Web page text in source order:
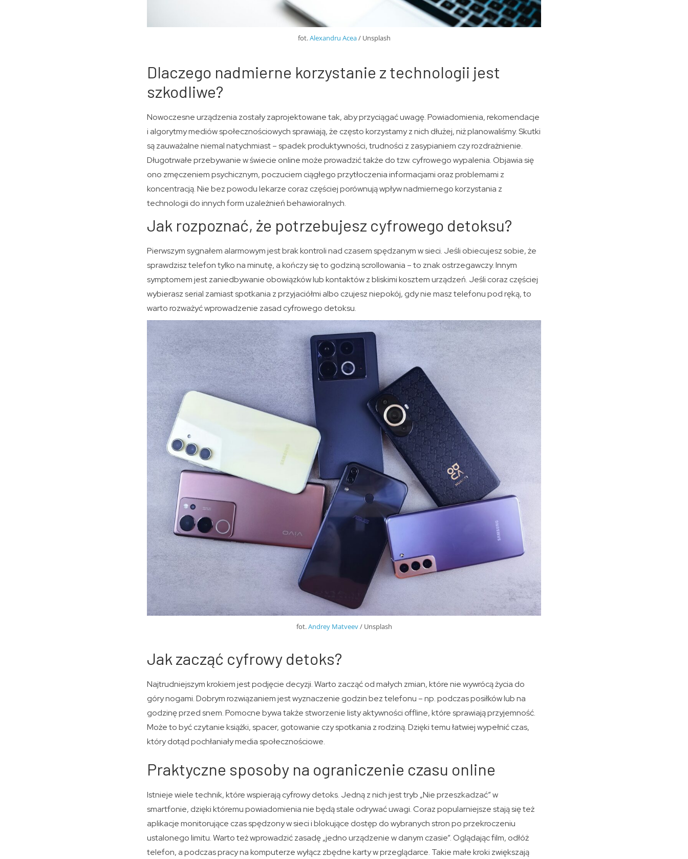
fot.Alexandru Acea/ Unsplash
Dlaczego nadmierne korzystanie z technologii jest
szkodliwe?
Nowoczesne urządzenia zostały zaprojektowane tak, aby przyciągać uwagę. Powiadomienia, rekomendacje
i algorytmy mediów społecznościowych sprawiają, że często korzystamy z nich dłużej, niż planowaliśmy. Skutki
są zauważalne niemal natychmiast – spadek produktywności, trudności z zasypianiem czy rozdrażnienie.
Długotrwałe przebywanie w świecie online może prowadzić także do tzw. cyfrowego wypalenia. Objawia się
ono zmęczeniem psychicznym, poczuciem ciągłego przytłoczenia informacjami oraz problemami z
koncentracją. Nie bez powodu lekarze coraz częściej porównują wpływ nadmiernego korzystania z
technologii do innych form uzależnień behawioralnych.
Jak rozpoznać, że potrzebujesz cyfrowego detoksu?
Pierwszym sygnałem alarmowym jest brak kontroli nad czasem spędzanym w sieci. Jeśli obiecujesz sobie, że
sprawdzisz telefon tylko na minutę, a kończy się to godziną scrollowania – to znak ostrzegawczy. Innym
symptomem jest zaniedbywanie obowiązków lub kontaktów z bliskimi kosztem urządzeń. Jeśli coraz częściej
wybierasz serial zamiast spotkania z przyjaciółmi albo czujesz niepokój, gdy nie masz telefonu pod ręką, to
warto rozważyć wprowadzenie zasad cyfrowego detoksu.
fot.Andrey Matveev/ Unsplash
Jak zacząć cyfrowy detoks?
Najtrudniejszym krokiem jest podjęcie decyzji. Warto zacząć od małych zmian, które nie wywrócą życia do
góry nogami. Dobrym rozwiązaniem jest wyznaczenie godzin bez telefonu – np. podczas posiłków lub na
godzinę przed snem. Pomocne bywa także stworzenie listy aktywności offline, które sprawiają przyjemność.
Może to być czytanie książki, spacer, gotowanie czy spotkania z rodziną. Dzięki temu łatwiej wypełnić czas,
który dotąd pochłaniały media społecznościowe.
Praktyczne sposoby na ograniczenie czasu online
Istnieje wiele technik, które wspierają cyfrowy detoks. Jedną z nich jest tryb „Nie przeszkadzać” w
smartfonie, dzięki któremu powiadomienia nie będą stale odrywać uwagi. Coraz popularniejsze stają się też
aplikacje monitorujące czas spędzony w sieci i blokujące dostęp do wybranych stron po przekroczeniu
ustalonego limitu. Warto też wprowadzić zasadę „jedno urządzenie w danym czasie”. Oglądając film, odłóż
telefon, a podczas pracy na komputerze wyłącz zbędne karty w przeglądarce. Takie małe kroki zwiększają